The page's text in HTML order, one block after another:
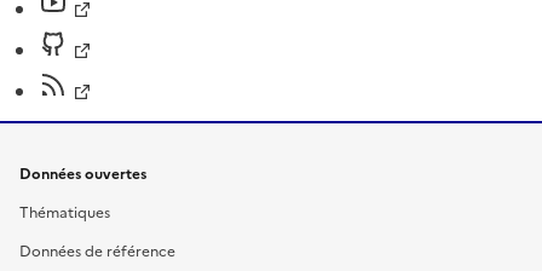
Données ouvertes
Thématiques
Données de référence